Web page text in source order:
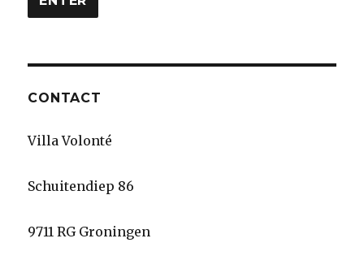
CONTACT
Villa Volonté
Schuitendiep 86
9711 RG Groningen